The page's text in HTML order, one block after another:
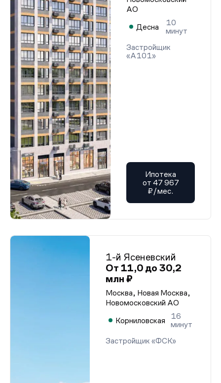
АО
Десна
10
минут
Застройщик
«А101»
Ипотека
от 47 967
₽/мес.
1-й Ясеневский
От 11,0 до 30,2
млн ₽
Москва, Новая Москва,
Новомосковский АО
Корниловская
16
минут
Застройщик «ФСК»